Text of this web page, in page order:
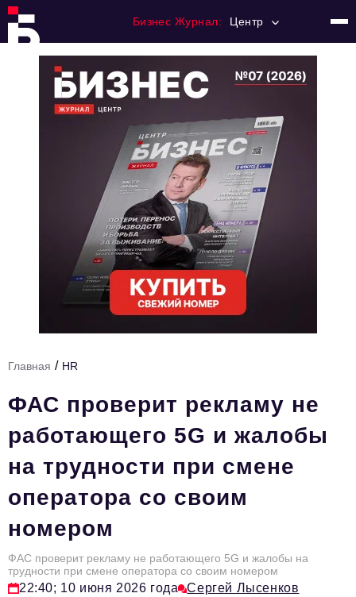
Бизнес Журнал: Центр
Регулирование
Премия "Тульский Бизнес"
История тульского предпринимательства
Тема номера
HR
Персона номера
Инфраструктура развития
Технологии и тренды
Туризм
Импортозамещение
Главная / HR
ФАС проверит рекламу не
работающего 5G и жалобы
на трудности при смене
оператора со своим
номером
ФАС проверит рекламу не работающего 5G и жалобы на
трудности при смене оператора со своим номером
22:40; 10 июня 2026 года Сергей Лысенков